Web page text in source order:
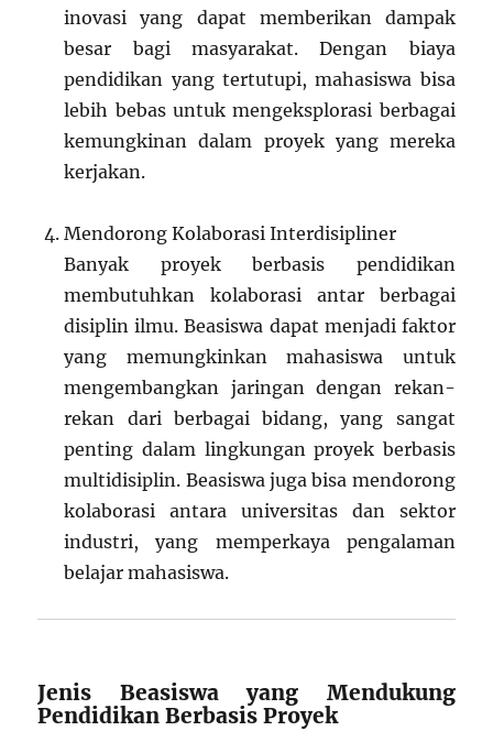
inovasi yang dapat memberikan dampak
besar bagi masyarakat. Dengan biaya
pendidikan yang tertutupi, mahasiswa bisa
lebih bebas untuk mengeksplorasi berbagai
kemungkinan dalam proyek yang mereka
kerjakan.
Mendorong Kolaborasi Interdisipliner
Banyak proyek berbasis pendidikan
membutuhkan kolaborasi antar berbagai
disiplin ilmu. Beasiswa dapat menjadi faktor
yang memungkinkan mahasiswa untuk
mengembangkan jaringan dengan rekan-
rekan dari berbagai bidang, yang sangat
penting dalam lingkungan proyek berbasis
multidisiplin. Beasiswa juga bisa mendorong
kolaborasi antara universitas dan sektor
industri, yang memperkaya pengalaman
belajar mahasiswa.
Jenis Beasiswa yang Mendukung
Pendidikan Berbasis Proyek